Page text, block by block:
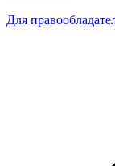
Для